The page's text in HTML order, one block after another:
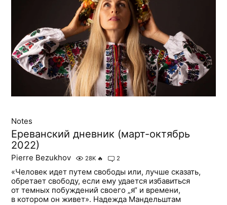
Notes
Ереванский дневник (март-октябрь
2022)
Pierre Bezukhov 28K 🔥 2
«Человек идет путем свободы или, лучше сказать,
обретает свободу, если ему удается избавиться
от темных побуждений своего „я“ и времени,
в котором он живет». Надежда Мандельштам